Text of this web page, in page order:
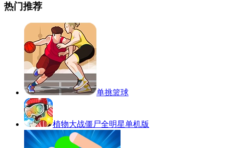
热门推荐
单挑篮球
植物大战僵尸全明星单机版